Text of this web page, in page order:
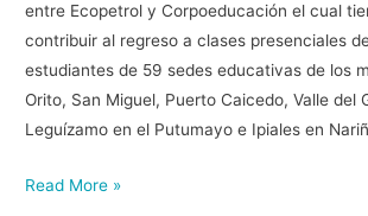
entre Ecopetrol y Corpoeducación el cual
contribuir al regreso a clases presenciales
estudiantes de 59 sedes educativas de los
Orito, San Miguel, Puerto Caicedo, Valle del
Leguízamo en el Putumayo e Ipiales en
Read More »